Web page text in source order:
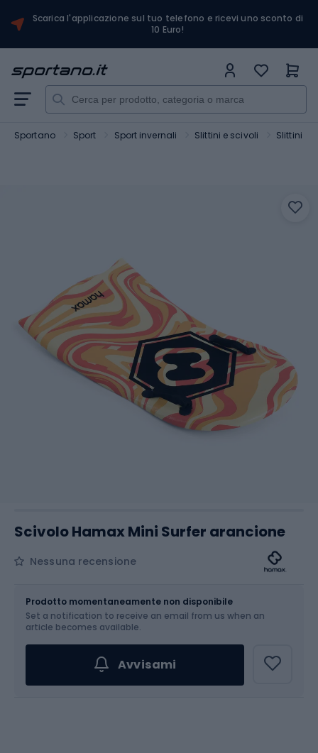
Scarica l'applicazione sul tuo telefono e ricevi uno sconto di
10 Euro!
Sportano Sport Sport invernali Slittini e scivoli Slittini
Scivolo Hamax Mini Surfer arancione
Nessuna recensione
Prodotto momentaneamente non disponibile
Set a notification to receive an email from us when an
article becomes available.
Avvisami